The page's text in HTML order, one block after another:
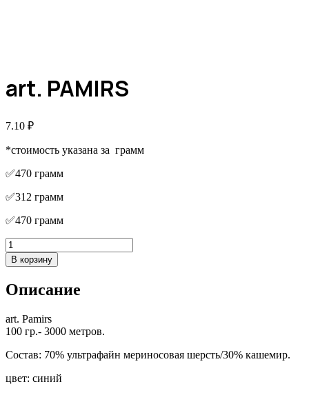
art. PAMIRS
7.10 ₽
*стоимость указана за грамм
✅470 грамм
✅312 грамм
✅470 грамм
Количество
товара
art.
В корзину
Описание
art. Pamirs
100 гр.- 3000 метров.
Состав: 70% ультрафайн мериносовая шерсть/30% кашемир.
цвет: синий